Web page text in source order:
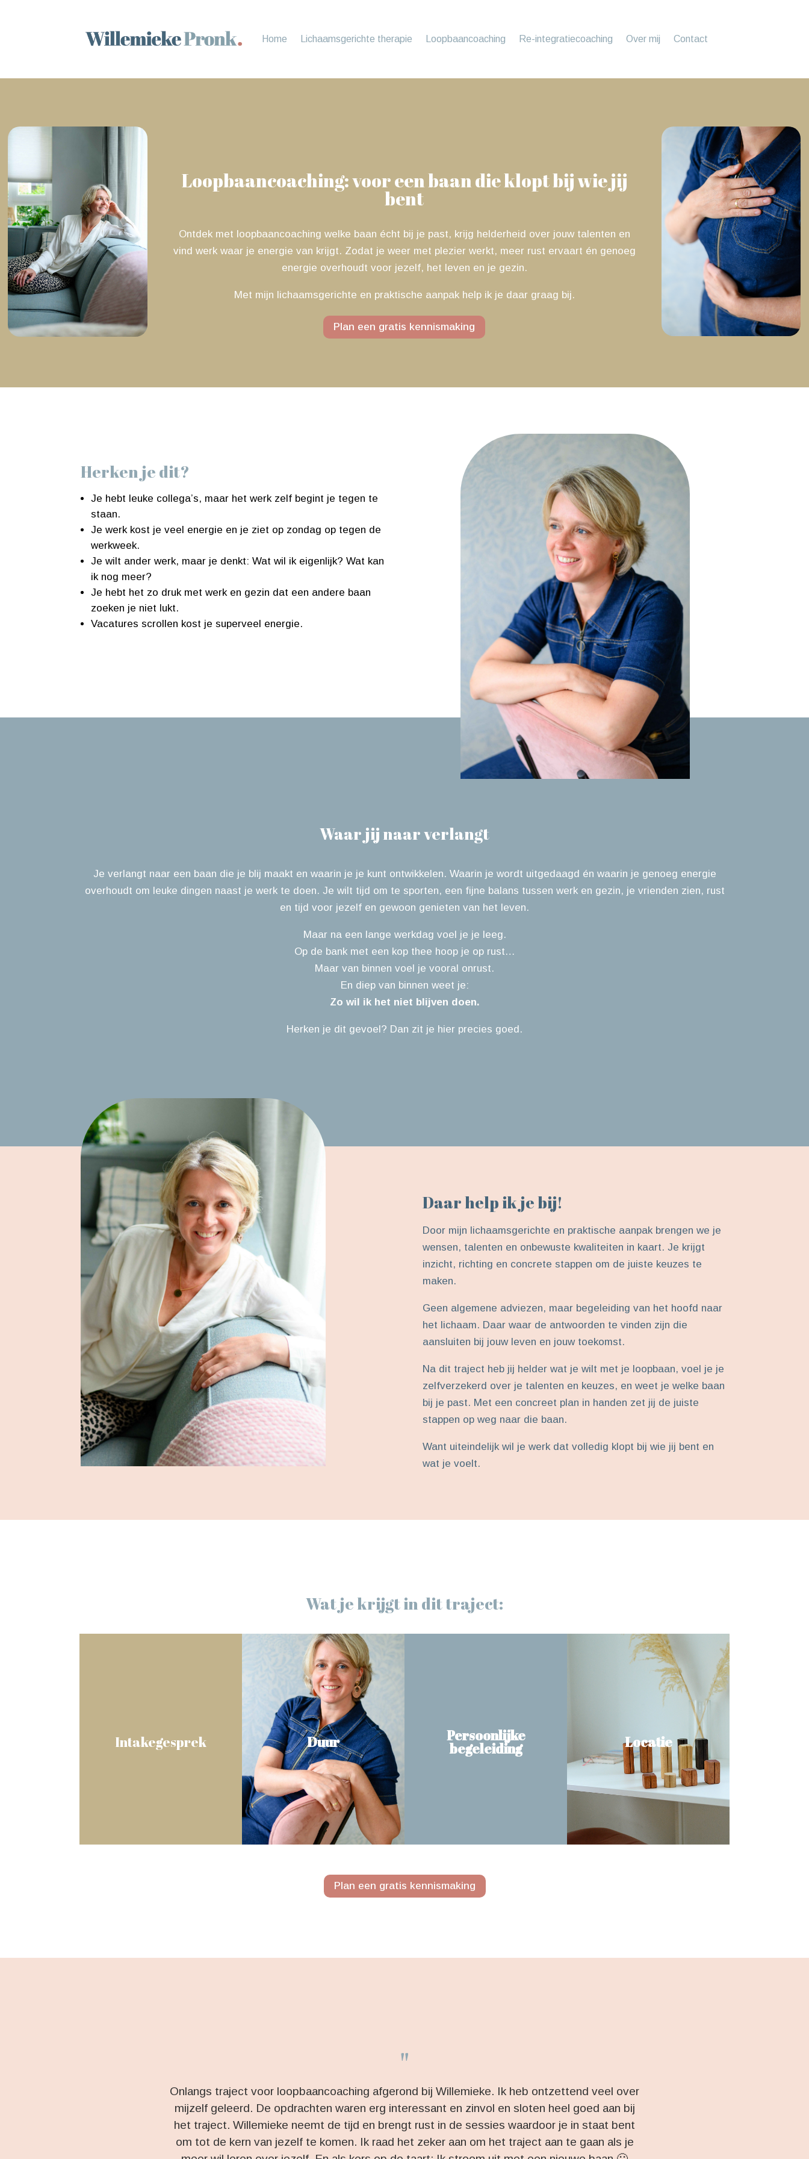
Home Lichaamsgerichte therapie Loopbaancoaching Re-integratiecoaching Over mij Contact
Loopbaancoaching: voor een baan die klopt bij wie jij
bent
Ontdek met loopbaancoaching welke baan écht bij je past, krijg helderheid over jouw talenten en
vind werk waar je energie van krijgt. Zodat je weer met plezier werkt, meer rust ervaart én genoeg
energie overhoudt voor jezelf, het leven en je gezin.
Met mijn lichaamsgerichte en praktische aanpak help ik je daar graag bij.
Plan een gratis kennismaking
Herken je dit?
Je hebt leuke collega’s, maar het werk zelf begint je tegen te
staan.
Je werk kost je veel energie en je ziet op zondag op tegen de
werkweek.
Je wilt ander werk, maar je denkt: Wat wil ik eigenlijk? Wat kan
ik nog meer?
Je hebt het zo druk met werk en gezin dat een andere baan
zoeken je niet lukt.
Vacatures scrollen kost je superveel energie.
Waar jij naar verlangt
Je verlangt naar een baan die je blij maakt en waarin je je kunt ontwikkelen. Waarin je wordt uitgedaagd én waarin je genoeg energie
overhoudt om leuke dingen naast je werk te doen. Je wilt tijd om te sporten, een fijne balans tussen werk en gezin, je vrienden zien, rust
en tijd voor jezelf en gewoon genieten van het leven.
Maar na een lange werkdag voel je je leeg.
Op de bank met een kop thee hoop je op rust…
Maar van binnen voel je vooral onrust.
En diep van binnen weet je:
Zo wil ik het niet blijven doen.
Herken je dit gevoel? Dan zit je hier precies goed.
Daar help ik je bij!
Door mijn lichaamsgerichte en praktische aanpak brengen we je
wensen, talenten en onbewuste kwaliteiten in kaart. Je krijgt
inzicht, richting en concrete stappen om de juiste keuzes te
maken.
Geen algemene adviezen, maar begeleiding van het hoofd naar
het lichaam. Daar waar de antwoorden te vinden zijn die
aansluiten bij jouw leven en jouw toekomst.
Na dit traject heb jij helder wat je wilt met je loopbaan, voel je je
zelfverzekerd over je talenten en keuzes, en weet je welke baan
bij je past. Met een concreet plan in handen zet jij de juiste
stappen op weg naar die baan.
Want uiteindelijk wil je werk dat volledig klopt bij wie jij bent en
wat je voelt.
Wat je krijgt in dit traject:
Intakegesprek Duur Persoonlijke
begeleiding Locatie
Plan een gratis kennismaking
"
Onlangs traject voor loopbaancoaching afgerond bij Willemieke. Ik heb ontzettend veel over
mijzelf geleerd. De opdrachten waren erg interessant en zinvol en sloten heel goed aan bij
het traject. Willemieke neemt de tijd en brengt rust in de sessies waardoor je in staat bent
om tot de kern van jezelf te komen. Ik raad het zeker aan om het traject aan te gaan als je